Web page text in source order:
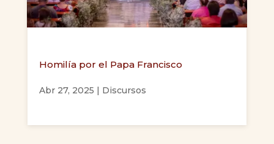
Homilía por el Papa Francisco
Abr 27, 2025 | Discursos